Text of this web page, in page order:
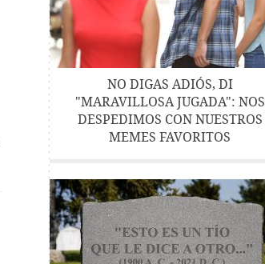
NO DIGAS ADIÓS, DI
"MARAVILLOSA JUGADA": NOS
DESPEDIMOS CON NUESTROS
MEMES FAVORITOS